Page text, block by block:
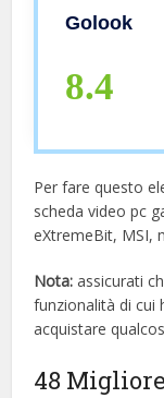
Windows
Golook
8.4
Per fare questo
scheda video pc
eXtremeBit, MSI,
Nota: assicurati
funzionalità di cui
acquistare
48